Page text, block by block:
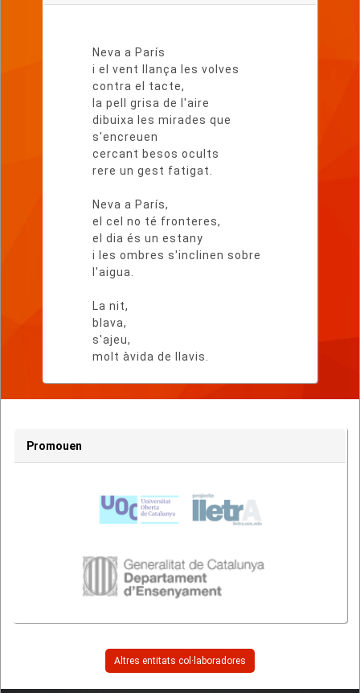
Neva a París
i el vent llança les volves
contra el tacte,
la pell grisa de l'aire
dibuixa les mirades que
s'encreuen
cercant besos ocults
rere un gest fatigat.
Neva a París,
el cel no té fronteres,
el dia és un estany
i les ombres s'inclinen sobre
l'aigua.
La nit,
blava,
s'ajeu,
molt àvida de llavis.
Promouen
Altres entitats col·laboradores